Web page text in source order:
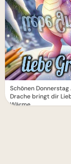
Schönen Donnerstag
Drache bringt dir
Wärme